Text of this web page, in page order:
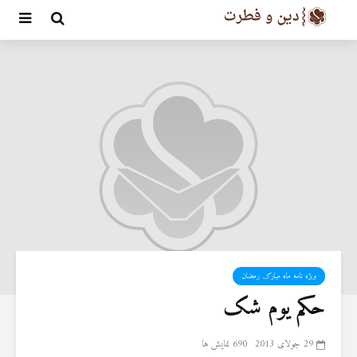
ویژه نامه ماه مبارک رمضان
حکم یوم شک
29 جولای 2013 690 نمایش ها